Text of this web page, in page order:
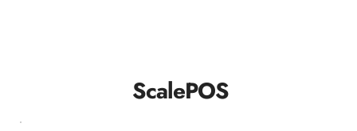
ScalePOS